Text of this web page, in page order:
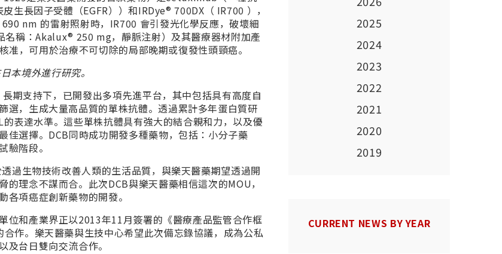
生長因子受體（EGFR））和IRDye® 700DX（ IR700 ），
nm 的雷射照射時，IR700 會引發光化學反應，破壞細
稱：Akalux® 250 mg，靜脈注射）及其醫療器材附加產
，可用於治療不可切除的局部晚期或復發性頭頸癌。
本境外進行研究。
期支持下，已開發出多項先進平台，其中包括具有高度自
選，生成大量高品質的單株抗體。透過累計多年蛋白質研
表達水準。這些單株抗體具有強大的結合親和力，以及優
選擇。DCB同時成功開發多種藥物，包括：小分子藥
驗階段。
過生物技術改善人類的生活品質，與樂天醫藥期望透過開
理念不謀而合。此次DCB與樂天醫藥相信這次的MOU，
項癌症創新藥物的開發。
位和產業界正以2013年11月簽署的《醫療產品監管合作框
作。樂天醫藥與生技中心希望此次備忘錄協議，成為公私
台日雙向交流合作。
2025
2024
2023
2022
2021
2020
2019
CURRENT NEWS BY YEAR